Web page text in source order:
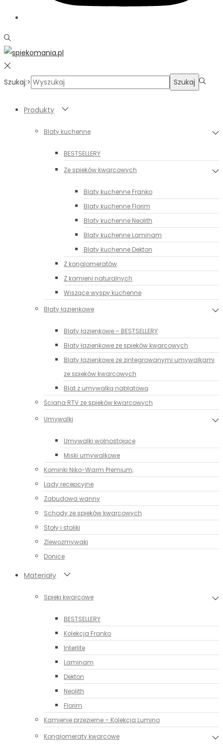
Szukaj:> Szukaj
Produkty
Blaty kuchenne
BESTSELLERY
Ze spieków kwarcowych
Blaty kuchenne Franko
Blaty kuchenne Florim
Blaty kuchenne Neolith
Blaty kuchenne Laminam
Blaty kuchenne Dekton
Z konglomeratów
Z kamieni naturalnych
Wiszące wyspy kuchenne
Blaty łazienkowe
Blaty łazienkowe – BESTSELLERY
Blaty łazienkowe ze spieków kwarcowych
Blaty łazienkowe ze zintegrowanymi umywalkami
ze spieków kwarcowych
Blat z umywalką nablatową
Ściana RTV ze spieków kwarcowych
Umywalki
Umywalki wolnostojące
Miski umywalkowe
Kominki Niko-Warm Premium,
Lady recepcyjne
Zabudowa wanny
Schody ze spieków kwarcowych
Stoły i stoliki
Zlewozmywaki
Donice
Materiały
Spieki kwarcowe
BESTSELLERY
Kolekcja Franko
Interlite
Laminam
Dekton
Neolith
Florim
Kamienie przezierne – Kolekcja Lumino
Konglomeraty kwarcowe